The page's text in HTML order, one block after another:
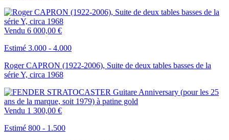
Vendu 6 000,00 €
Estimé 3.000 - 4.000
Roger CAPRON (1922-2006), Suite de deux tables basses de la
série Y, circa 1968
Vendu 1 300,00 €
Estimé 800 - 1.500